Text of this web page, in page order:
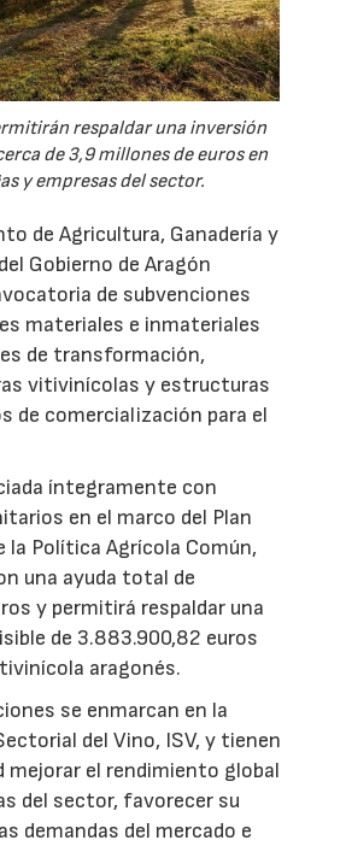
respaldar una inversión
de 3,9 millones de euros en
y empresas del sector.
de Agricultura, Ganadería y
Gobierno de Aragón
de subvenciones
materiales e inmateriales
de transformación,
vitivinícolas y estructuras
de comercialización para el
íntegramente con
en el marco del Plan
la Política Agrícola Común,
una ayuda total de
y permitirá respaldar una
de 3.883.900,82 euros
aragonés.
se enmarcan en la
del Vino, ISV, y tienen
mejorar el rendimiento global
del sector, favorecer su
demandas del mercado e